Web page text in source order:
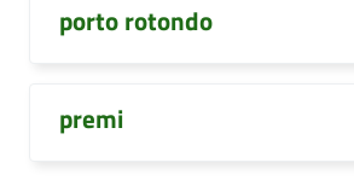
porto rotondo
premi